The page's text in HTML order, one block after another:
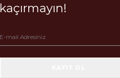
kaçırmayın!